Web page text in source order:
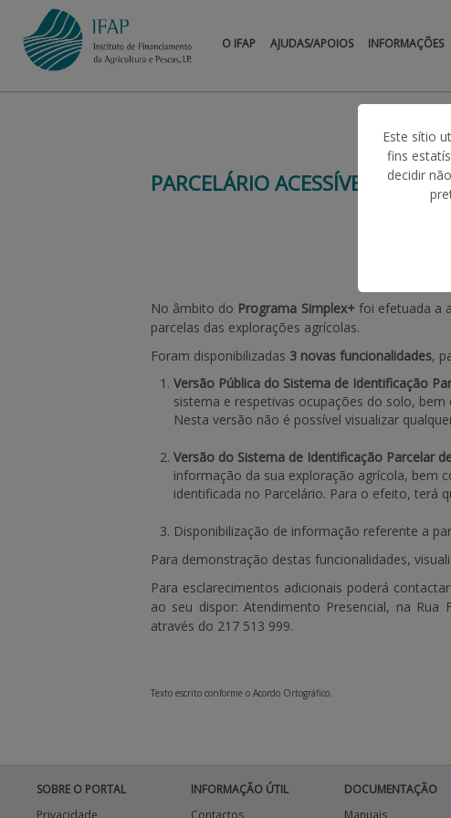
O IFAP AJUDAS/APOIOS INFORMAÇÕES
PARCELÁRIO ACESSÍVEL A
No âmbito do Programa Simplex+foi efetuada a
parcelas das explorações agrícolas.
Foram disponibilizadas 3 novas funcionalidades,
Versão Pública do Sistema de Identificação
sistema e respetivas ocupações do solo,
Nesta versão não é possível visualizar
Versão do Sistema de Identificação Parcelar
informação da sua exploração agrícola, bem
identificada no Parcelário. Para o efeito, terá
Disponibilização de informação referente a
Para demonstração destas funcionalidades,
Para esclarecimentos adicionais poderá
ao seu dispor: Atendimento Presencial, na
através do 217 513 999.
Texto escrito conforme o Acordo Ortográfico.
SOBRE O PORTAL
Privacidade
INFORMAÇÃO ÚTIL
Contactos
DOCUMENTAÇÃO
Manuais
Este sítio
fins
decidir